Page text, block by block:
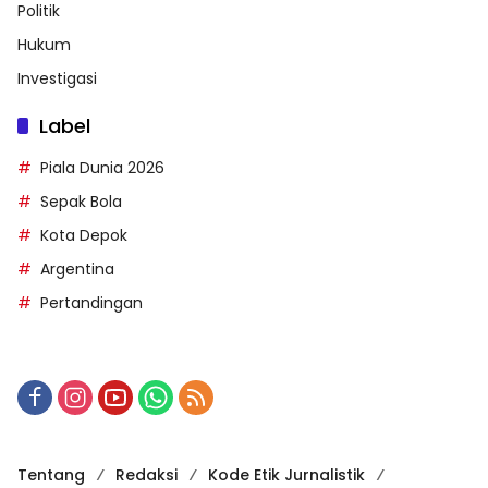
Kabupaten Bogor, Jawa Barat
081210422846
info@harianesia.com
Kategori
Edukasi
Politik